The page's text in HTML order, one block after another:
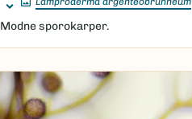
Modne sporokarper.